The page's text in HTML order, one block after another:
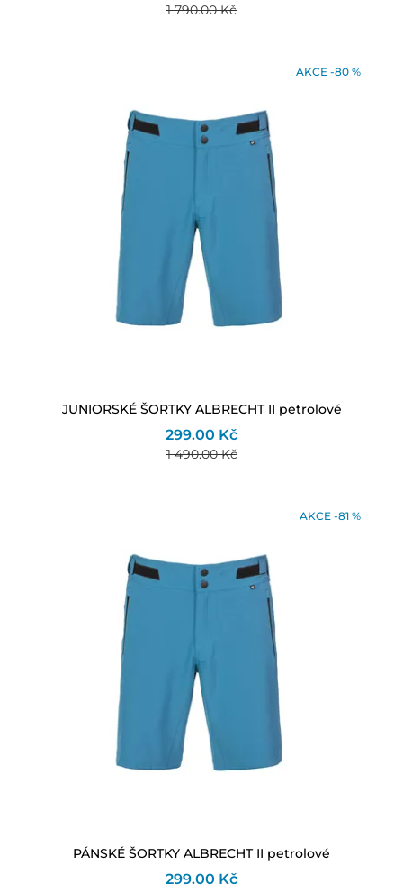
1 790.00 Kč
AKCE -80 %
JUNIORSKÉ ŠORTKY ALBRECHT II petrolové
299.00 Kč
1 490.00 Kč
AKCE -81 %
PÁNSKÉ ŠORTKY ALBRECHT II petrolové
299.00 Kč